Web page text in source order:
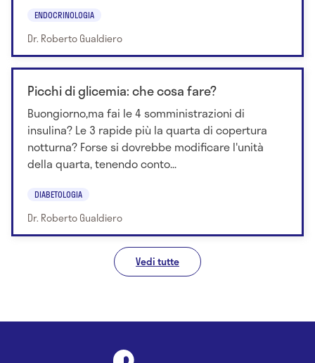
ENDOCRINOLOGIA
Dr. Roberto Gualdiero
Picchi di glicemia: che cosa fare?
Buongiorno,ma fai le 4 somministrazioni di
insulina? Le 3 rapide più la quarta di copertura
notturna? Forse si dovrebbe modificare l'unità
della quarta, tenendo conto...
DIABETOLOGIA
Dr. Roberto Gualdiero
Vedi tutte